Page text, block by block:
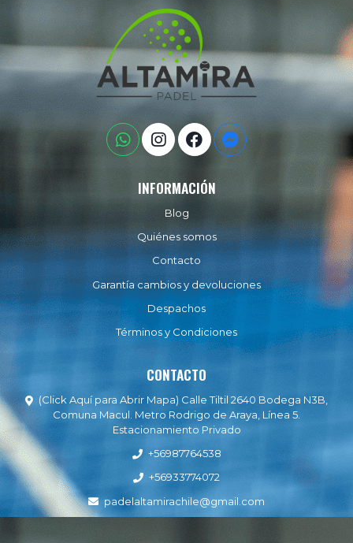
INFORMACIÓN
Blog
Quiénes somos
Contacto
Garantía cambios y devoluciones
Despachos
Términos y Condiciones
CONTACTO
(Click Aquí para Abrir Mapa) Calle Tiltil 2640 Bodega N3B,
Comuna Macul. Metro Rodrigo de Araya, Línea 5.
Estacionamiento Privado
+56987764538
+56933774072
padelaltamirachile@gmail.com